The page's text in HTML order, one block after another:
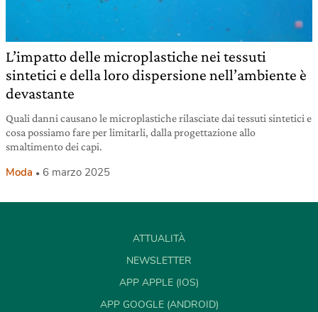
L’impatto delle microplastiche nei tessuti
sintetici e della loro dispersione nell’ambiente è
devastante
Quali danni causano le microplastiche rilasciate dai tessuti sintetici e
cosa possiamo fare per limitarli, dalla progettazione allo
smaltimento dei capi.
Moda 6 marzo 2025
ATTUALITÀ
NEWSLETTER
APP APPLE (IOS)
APP GOOGLE (ANDROID)